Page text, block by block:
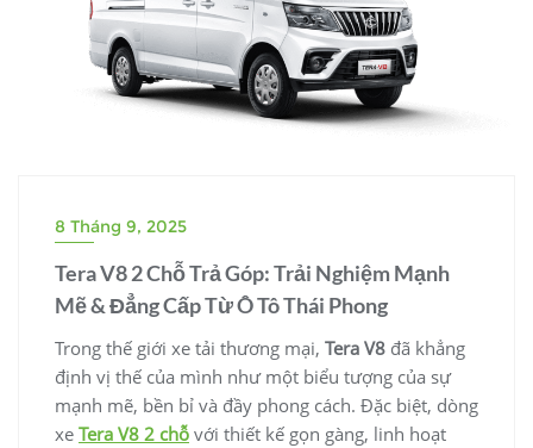
8 Tháng 9, 2025
Tera V8 2 Chỗ Trả Góp: Trải Nghiệm Mạnh
Mẽ & Đẳng Cấp Từ Ô Tô Thái Phong
Trong thế giới xe tải thương mại, Tera V8 đã khẳng
định vị thế của mình như một biểu tượng của sự
mạnh mẽ, bền bỉ và đầy phong cách. Đặc biệt, dòng
xe Tera V8 2 chỗ với thiết kế gọn gàng, linh hoạt